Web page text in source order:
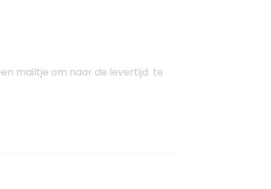
mailtje om naar de levertijd te